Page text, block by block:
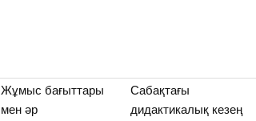
Жұмыс бағыттары
мен әр
Сабақтағы
дидактикалық кезең